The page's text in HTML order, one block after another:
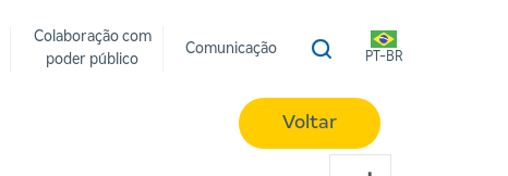
Colaboração com
poder público
Comunicação
PT-BR
Voltar